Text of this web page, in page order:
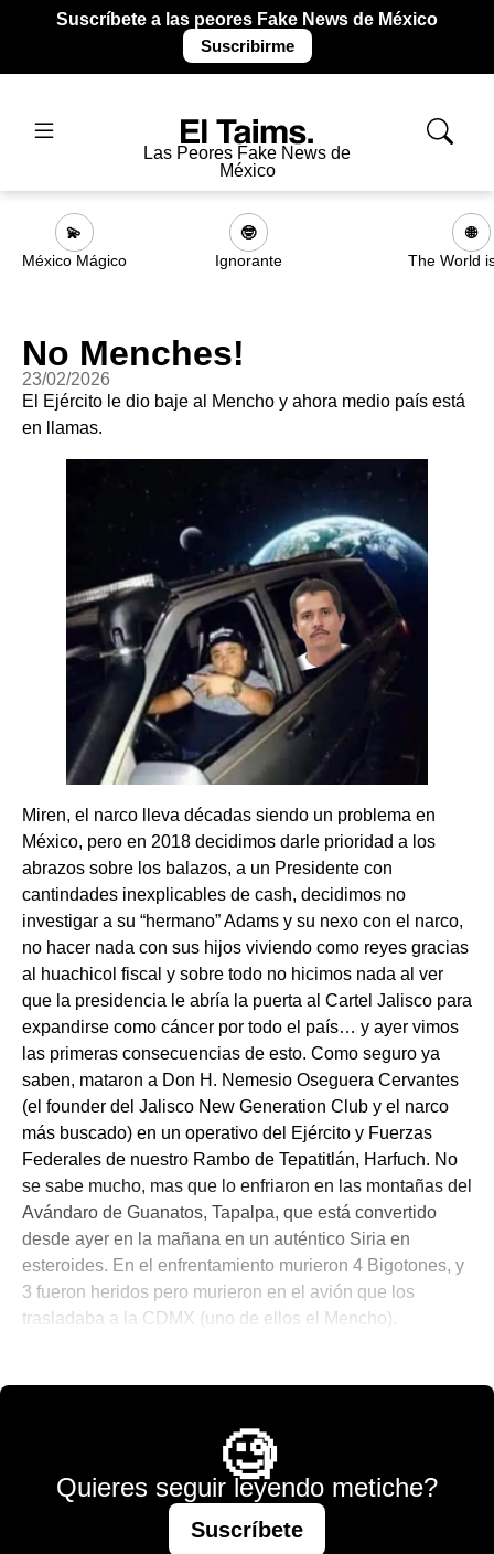
Suscríbete a las peores Fake News de México
Suscribirme
Las Peores Fake News de
México
💫
México Mágico
🤓
Ignorante
🌐
The World
No Menches!
23/02/2026
El Ejército le dio baje al Mencho y ahora medio país está
en llamas.
Miren, el narco lleva décadas siendo un problema en
México, pero en 2018 decidimos darle prioridad a los
abrazos sobre los balazos, a un Presidente con
cantindades inexplicables de cash, decidimos no
investigar a su “hermano” Adams y su nexo con el narco,
no hacer nada con sus hijos viviendo como reyes gracias
al huachicol fiscal y sobre todo no hicimos nada al ver
que la presidencia le abría la puerta al Cartel Jalisco para
expandirse como cáncer por todo el país… y ayer vimos
las primeras consecuencias de esto. Como seguro ya
saben, mataron a Don H. Nemesio Oseguera Cervantes
(el founder del Jalisco New Generation Club y el narco
más buscado) en un operativo del Ejército y Fuerzas
Federales de nuestro Rambo de Tepatitlán, Harfuch. No
se sabe mucho, mas que lo enfriaron en las montañas del
Avándaro de Guanatos, Tapalpa, que está convertido
desde ayer en la mañana en un auténtico Siria en
esteroides. En el enfrentamiento murieron 4 Bigotones, y
3 fueron heridos pero murieron en el avión que los
trasladaba a la CDMX (uno de ellos el Mencho).
🧐
Quieres seguir leyendo metiche?
Suscríbete